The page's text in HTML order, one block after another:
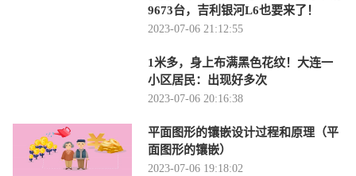
9673台，吉利银河L6也要来了！
2023-07-06 21:12:55
1米多，身上布满黑色花纹！大连一
小区居民：出现好多次
2023-07-06 20:16:38
平面图形的镶嵌设计过程和原理（平
面图形的镶嵌）
2023-07-06 19:18:02